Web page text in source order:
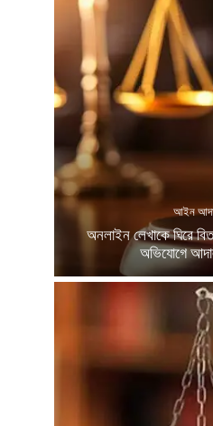
আইন
অনলাইন লেখাকে ঘিরে
অভিযোগে